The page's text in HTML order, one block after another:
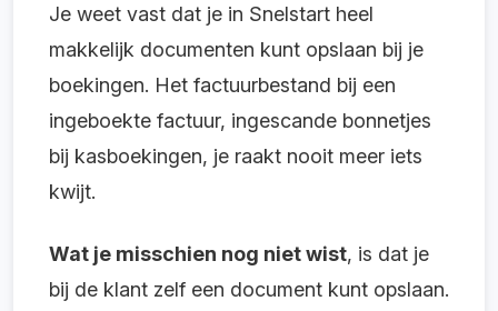
Je weet vast dat je in Snelstart heel
makkelijk documenten kunt opslaan bij je
boekingen. Het factuurbestand bij een
ingeboekte factuur, ingescande bonnetjes
bij kasboekingen, je raakt nooit meer iets
kwijt.
Wat je misschien nog niet wist, is dat je
bij de klant zelf een document kunt opslaan.